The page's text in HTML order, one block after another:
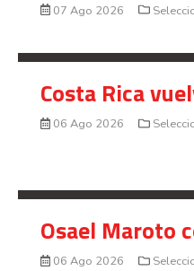
07 Ago 2026
Costa Rica
06 Ago 2026
Osael Maroto
06 Ago 2026